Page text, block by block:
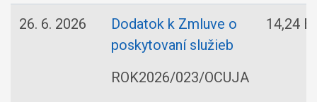
26. 6. 2026
Dodatok k Zmluve o
poskytovaní služieb
ROK2026/023/OCUJA
14,24